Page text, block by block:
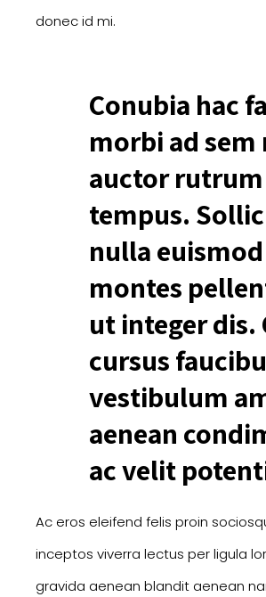
donec id mi.
Conubia hac
morbi ad sem
auctor
tempus.
nulla
montes
ut integer dis.
cursus
vestibulum
aenean
ac velit
Ac eros eleifend felis proin
inceptos viverra lectus per ligula
gravida aenean blandit aenean